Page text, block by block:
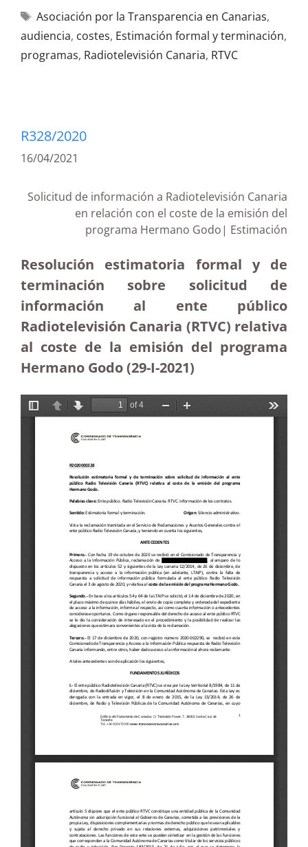
Asociación por la Transparencia en Canarias,
audiencia, costes, Estimación formal y terminación,
programas, Radiotelevisión Canaria, RTVC
R328/2020
16/04/2021
Solicitud de información a Radiotelevisión Canaria
en relación con el coste de la emisión del
programa Hermano Godo| Estimación
Resolución estimatoria formal y de
terminación sobre solicitud de
información al ente público
Radiotelevisión Canaria (RTVC) relativa
al coste de la emisión del programa
Hermano Godo (29-I-2021)